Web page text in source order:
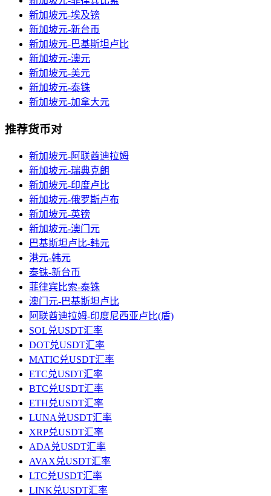
新加坡元-埃及镑
新加坡元-新台币
新加坡元-巴基斯坦卢比
新加坡元-澳元
新加坡元-美元
新加坡元-泰铢
新加坡元-加拿大元
推荐货币对
新加坡元-阿联酋迪拉姆
新加坡元-瑞典克朗
新加坡元-印度卢比
新加坡元-俄罗斯卢布
新加坡元-英镑
新加坡元-澳门元
巴基斯坦卢比-韩元
港元-韩元
泰铢-新台币
菲律宾比索-泰铢
澳门元-巴基斯坦卢比
阿联酋迪拉姆-印度尼西亚卢比(盾)
SOL兑USDT汇率
DOT兑USDT汇率
MATIC兑USDT汇率
ETC兑USDT汇率
BTC兑USDT汇率
ETH兑USDT汇率
LUNA兑USDT汇率
XRP兑USDT汇率
ADA兑USDT汇率
AVAX兑USDT汇率
LTC兑USDT汇率
LINK兑USDT汇率